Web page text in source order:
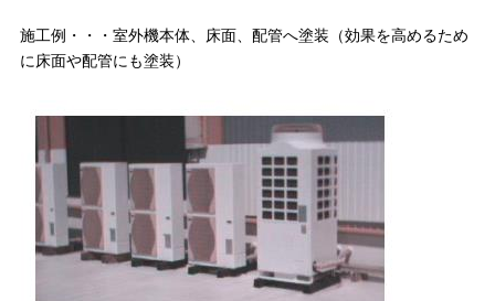
施工例・・・室外機本体、床面、配管へ塗装（効果を高めるため
に床面や配管にも塗装）